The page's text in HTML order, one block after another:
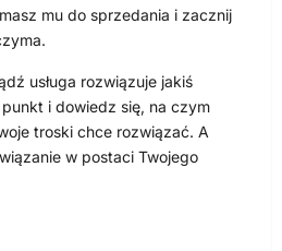
mu do sprzedania i zacznij
usługa rozwiązuje jakiś
i dowiedz się, na czym
troski chce rozwiązać. A
w postaci Twojego